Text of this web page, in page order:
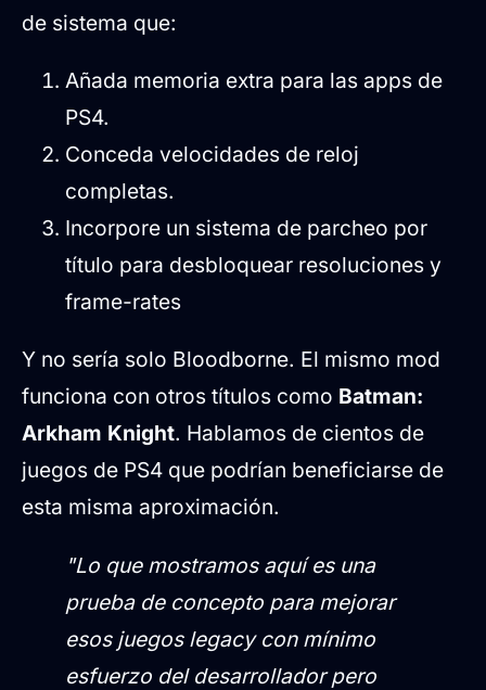
de sistema que:
Añada memoria extra para las apps de
PS4.
Conceda velocidades de reloj
completas.
Incorpore un sistema de parcheo por
título para desbloquear resoluciones y
frame-rates
Y no sería solo Bloodborne. El mismo mod
funciona con otros títulos como Batman:
Arkham Knight. Hablamos de cientos de
juegos de PS4 que podrían beneficiarse de
esta misma aproximación.
"Lo que mostramos aquí es una
prueba de concepto para mejorar
esos juegos legacy con mínimo
esfuerzo del desarrollador pero